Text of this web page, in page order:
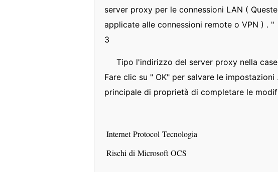
server proxy per le connessioni LAN (
applicate alle connessioni remote o VPN ) . "
3
Tipo l'indirizzo del server proxy nella
Fare clic su " OK" per salvare le
principale di proprietà di completare le
Internet Protocol Tecnologia
Rischi di Microsoft OCS